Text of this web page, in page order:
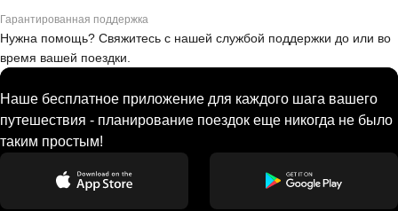
Гарантированная поддержка
Нужна помощь? Свяжитесь с нашей службой поддержки до или во
время вашей поездки.
Наше бесплатное приложение для каждого шага вашего
путешествия - планирование поездок еще никогда не было
таким простым!